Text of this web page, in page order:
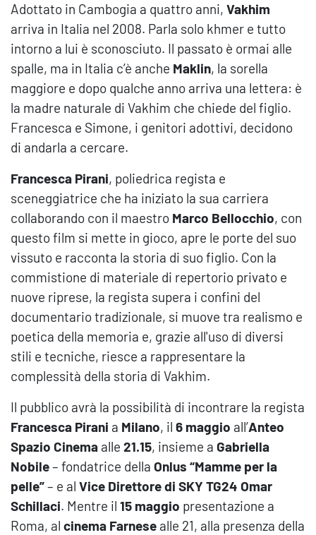
Adottato in Cambogia a quattro anni, Vakhim
arriva in Italia nel 2008. Parla solo khmer e tutto
intorno a lui è sconosciuto. Il passato è ormai alle
spalle, ma in Italia c’è anche Maklin, la sorella
maggiore e dopo qualche anno arriva una lettera: è
la madre naturale di Vakhim che chiede del figlio.
Francesca e Simone, i genitori adottivi, decidono
di andarla a cercare.
Francesca Pirani, poliedrica regista e
sceneggiatrice che ha iniziato la sua carriera
collaborando con il maestro Marco Bellocchio, con
questo film si mette in gioco, apre le porte del suo
vissuto e racconta la storia di suo figlio. Con la
commistione di materiale di repertorio privato e
nuove riprese, la regista supera i confini del
documentario tradizionale, si muove tra realismo e
poetica della memoria e, grazie all'uso di diversi
stili e tecniche, riesce a rappresentare la
complessità della storia di Vakhim.
Il pubblico avrà la possibilità di incontrare la regista
Francesca Pirani a Milano, il 6 maggio all’Anteo
Spazio Cinema alle 21.15, insieme a Gabriella
Nobile– fondatrice della Onlus “Mamme per la
pelle”– e al Vice Direttore di SKY TG24 Omar
Schillaci. Mentre il 15 maggio presentazione a
Roma, al cinema Farnese alle 21, alla presenza della